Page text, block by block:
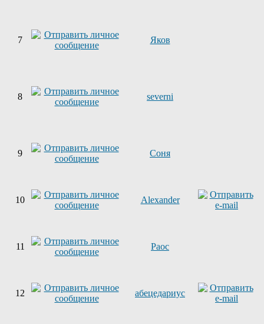
7 Яков
8 severni
9 Соня
10 Alexander
11 Раос
12 абецедариус